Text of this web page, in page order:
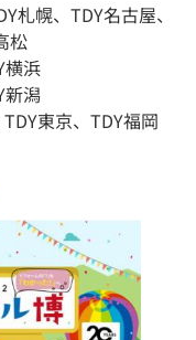
札幌、TDY名古屋、
松
横浜
新潟
東京、TDY福岡